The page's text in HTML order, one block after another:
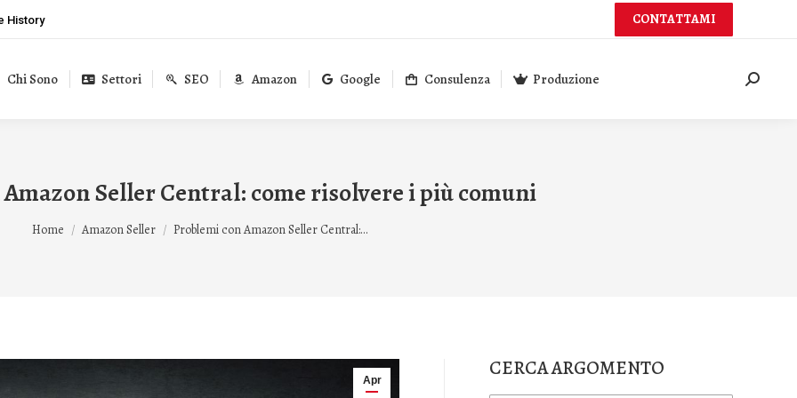
History CONTATTAMI
Chi Sono Settori SEO Amazon Google Consulenza Produzione Cerca:
Seller Central: come risolvere i più comuni
Tu sei qui:
Home Amazon Seller Problemi con Amazon Seller Central:…
Apr CERCA ARGOMENTO